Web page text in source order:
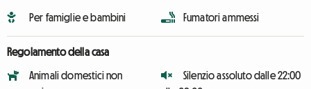
Per famiglie e bambini Fumatori ammessi
Regolamento della casa
Animali domestici non
Silenzio assoluto dalle 22:00